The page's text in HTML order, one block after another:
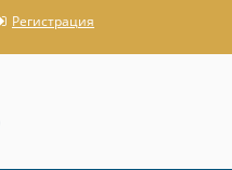
Регистрация